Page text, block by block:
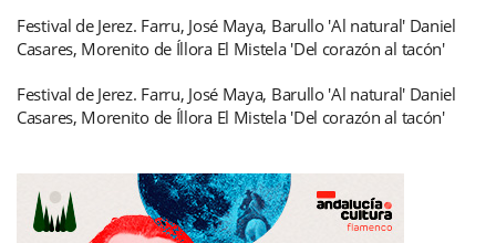
Festival de Jerez. Farru, José Maya, Barullo 'Al natural' Daniel
Casares, Morenito de Íllora El Mistela 'Del corazón al tacón'
Festival de Jerez. Farru, José Maya, Barullo 'Al natural' Daniel
Casares, Morenito de Íllora El Mistela 'Del corazón al tacón'